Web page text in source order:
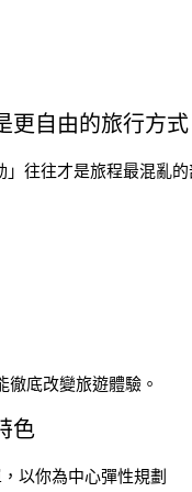
更自由的旅行方式
往往才是旅程最混亂
徹底改變旅遊體驗。
色
以你為中心彈性規劃